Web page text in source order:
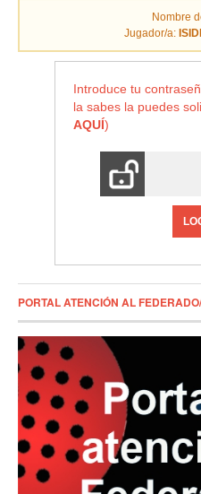
Nombre
Jugador/a:
Introduce tu
la sabes la puedes
AQUÍ)
PORTAL ATENCIÓN AL